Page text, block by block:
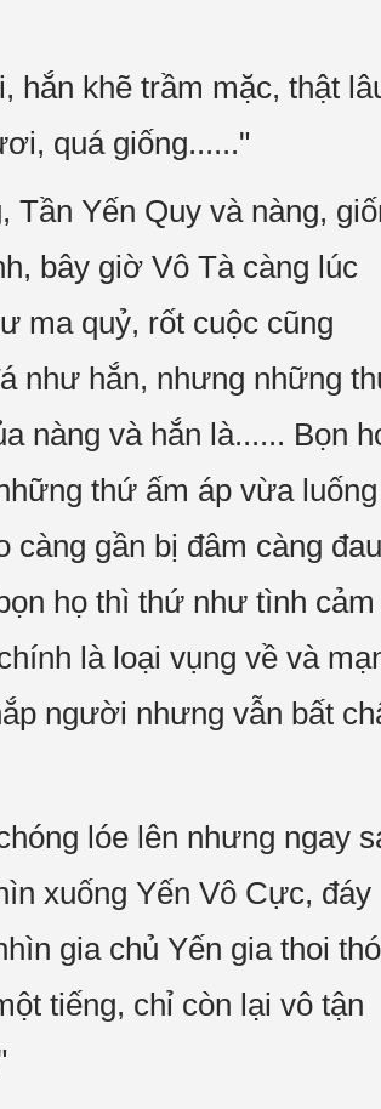
hắn khẽ trầm mặc, thật
quá giống......"
Yến Quy và nàng,
bây giờ Vô Tà càng lúc
ma quỷ, rốt cuộc cũng
như hắn, nhưng những
nàng và hắn là...... Bọn
thứ ấm áp vừa luống
càng gần bị đâm càng
họ thì thứ như tình
là loại vụng về và
người nhưng vẫn bất
lóe lên nhưng ngay
xuống Yến Vô Cực, đáy
gia chủ Yến gia thoi
tiếng, chỉ còn lại vô tận